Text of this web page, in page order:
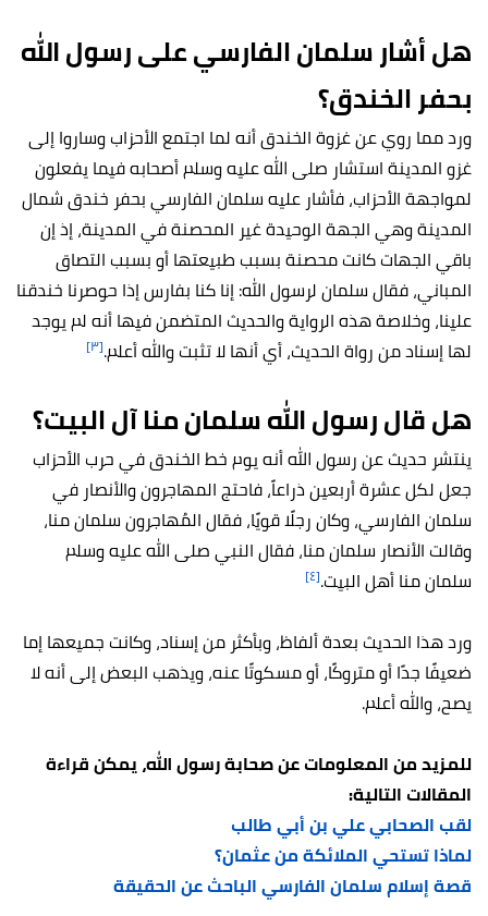
هل أشار سلمان الفارسي على رسول الله
بحفر الخندق؟
ورد مما روي عن غزوة الخندق أنه لما اجتمع الأحزاب وساروا إلى
غزو المدينة استشار صلى الله عليه وسلم أصحابه فيما يفعلون
لمواجهة الأحزاب، فأشار عليه سلمان الفارسي بحفر خندق شمال
المدينة وهي الجهة الوحيدة غير المحصنة في المدينة، إذ إن
باقي الجهات كانت محصنة بسبب طبيعتها أو بسبب التصاق
المباني، فقال سلمان لرسول الله: إنا كنا بفارس إذا حوصرنا خندقنا
علينا، وخلاصة هذه الرواية والحديث المتضمن فيها أنه لم يوجد
لها إسناد من رواة الحديث، أي أنها لا تثبت والله أعلم.[٣]
هل قال رسول الله سلمان منا آل البيت؟
ينتشر حديث عن رسول الله أنه يوم خط الخندق في حرب الأحزاب
جعل لكل عشرة أربعين ذراعاً، فاحتج المهاجرون والأنصار في
سلمان الفارسي، وكان رجلًا قويًا، فقال المُهاجرون سلمان منا،
وقالت الأنصار سلمان منا، فقال النبي صلى الله عليه وسلم
سلمان منا أهل البيت.[٤]
ورد هذا الحديث بعدة ألفاظ، وبأكثر من إسناد، وكانت جميعها إما
ضعيفًا جدًا أو متروكًا، أو مسكوتًا عنه، ويذهب البعض إلى أنه لا
يصح، والله أعلم.
للمزيد من المعلومات عن صحابة رسول الله، يمكن قراءة
المقالات التالية:
لقب الصحابي علي بن أبي طالب
لماذا تستحي الملائكة من عثمان؟
قصة إسلام سلمان الفارسي الباحث عن الحقيقة